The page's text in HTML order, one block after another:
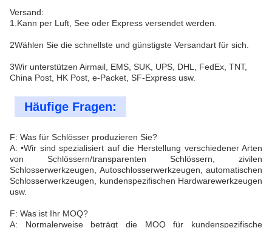
Versand:
1.Kann per Luft, See oder Express versendet werden.
2Wählen Sie die schnellste und günstigste Versandart für sich.
3Wir unterstützen Airmail, EMS, SUK, UPS, DHL, FedEx, TNT,
China Post, HK Post, e-Packet, SF-Express usw.
Häufige Fragen:
F: Was für Schlösser produzieren Sie?
A: •Wir sind spezialisiert auf die Herstellung verschiedener Arten
von Schlössern/transparenten Schlössern, zivilen
Schlosserwerkzeugen, Autoschlosserwerkzeugen, automatischen
Schlosserwerkzeugen, kundenspezifischen Hardwarewerkzeugen
usw.
F: Was ist Ihr MOQ?
A: Normalerweise beträgt die MOQ für kundenspezifische